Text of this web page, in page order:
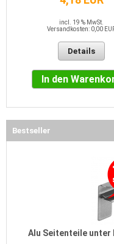
incl. 19 % MwSt.
Versandkosten: 0,00
Details
In den
Bestseller
Alu Seitenteile unter